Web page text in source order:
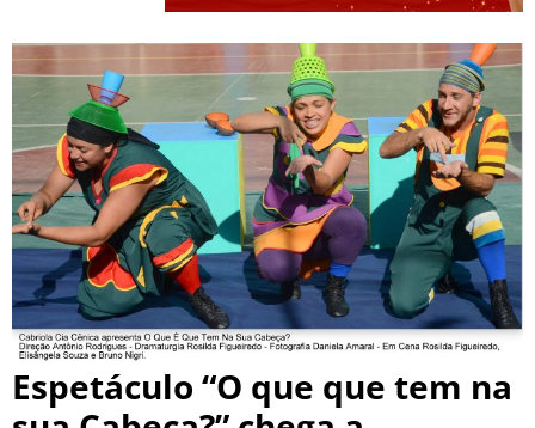
Espetáculo “O que que tem na